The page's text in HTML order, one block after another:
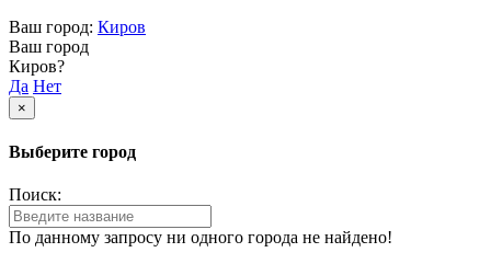
Ваш город: Киров
Ваш город
Киров?
Да Нет
×
Выберите город
Поиск:
По данному запросу ни одного города не найдено!